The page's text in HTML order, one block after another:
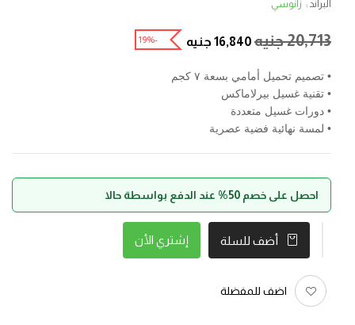
البراند : زانوسي
20,713جنيه 16,840 جنيه -19%
• تصميم تحميل أمامي بسعة ٧ كجم
• تقنية غسيل بيرلاماكس
• دورات غسيل متعددة
• لمسة نهائية فضية عصرية
احصل على خصم 50% عند الدفع بواسطة حالا
أضف للسلة إشتري الأن
اضف للمفضلة